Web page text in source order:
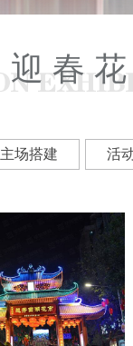
迎春
主场搭建 活